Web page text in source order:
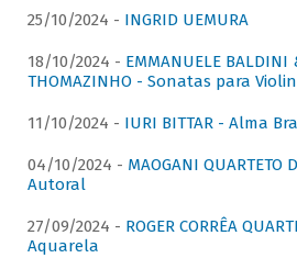
25/10/2024 - INGRID UEMURA
18/10/2024 - EMMANUELE BALDINI
THOMAZINHO - Sonatas para
11/10/2024 - IURI BITTAR - Alma
04/10/2024 - MAOGANI QUARTETO
Autoral
27/09/2024 - ROGER CORRÊA
Aquarela